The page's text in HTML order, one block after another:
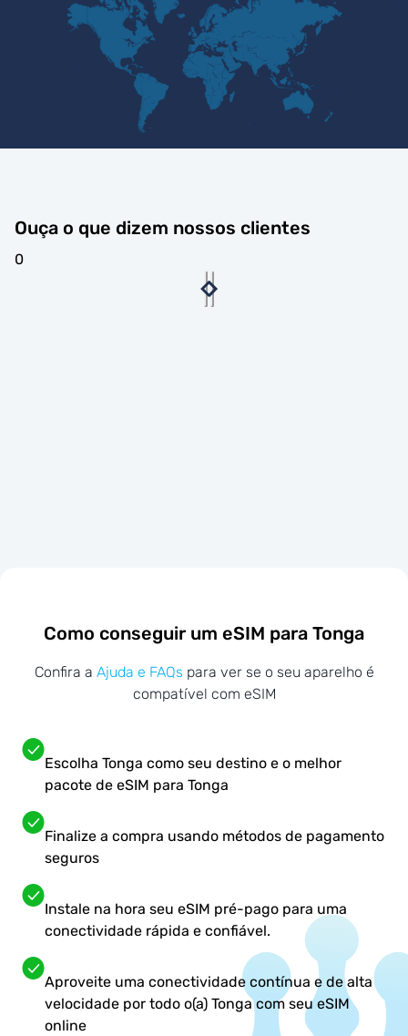
Ouça o que dizem nossos clientes
0
Como conseguir um eSIM para Tonga
Confira a Ajuda e FAQs para ver se o seu aparelho é
compatível com eSIM
Escolha Tonga como seu destino e o melhor
pacote de eSIM para Tonga
Finalize a compra usando métodos de pagamento
seguros
Instale na hora seu eSIM pré-pago para uma
conectividade rápida e confiável.
Aproveite uma conectividade contínua e de alta
velocidade por todo o(a) Tonga com seu eSIM
online